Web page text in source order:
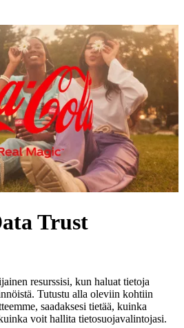
Trust
resurssisi, kun haluat tietoja
Tutustu alla oleviin kohtiin
saadaksesi tietää, kuinka
voit hallita tietosuojavalintojasi.